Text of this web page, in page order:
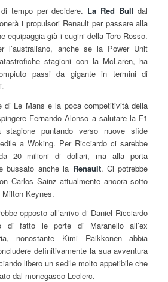
tempo per decidere. La Red Bull dal
i propulsori Renault per passare alla
equipaggia già i cugini della Toro Rosso.
l’australiano, anche se la Power Unit
stagioni con la McLaren, ha
passi da gigante in termini di
di Le Mans e la poca competitività della
Fernando Alonso a salutare la F1
puntando verso nuove sfide
a Woking. Per Ricciardo ci sarebbe
20 milioni di dollari, ma alla porta
bussato anche la Renault. Ci potrebbe
Carlos Sainz attualmente ancora sotto
Keynes.
opposto all’arrivo di Daniel Ricciardo
di fatto le porte di Maranello all’ex
nonostante Kimi Raikkonen abbia
definitivamente la sua avventura
libero un sedile molto appetibile che
dal monegasco Leclerc.